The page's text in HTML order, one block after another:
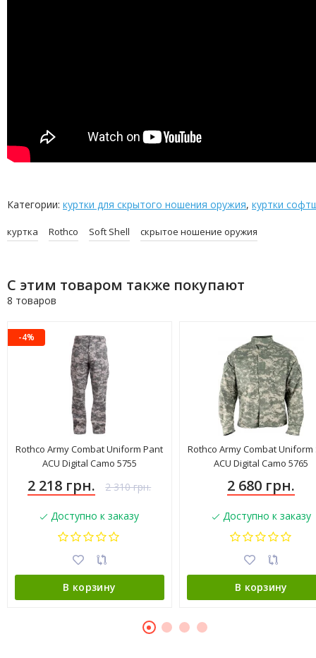
Категории: куртки для скрытого ношения оружия, куртки
куртка Rothco Soft Shell скрытое ношение оружия
С этим товаром также покупают
8 товаров
-4%
Rothco Army Combat Uniform Pant
ACU Digital Camo 5755
2 218 грн. 2 310 грн.
Доступно к заказу
В корзину
Rothco Army Combat Uniform
ACU Digital Camo 5765
2 680 грн.
Доступно к заказу
В корзину